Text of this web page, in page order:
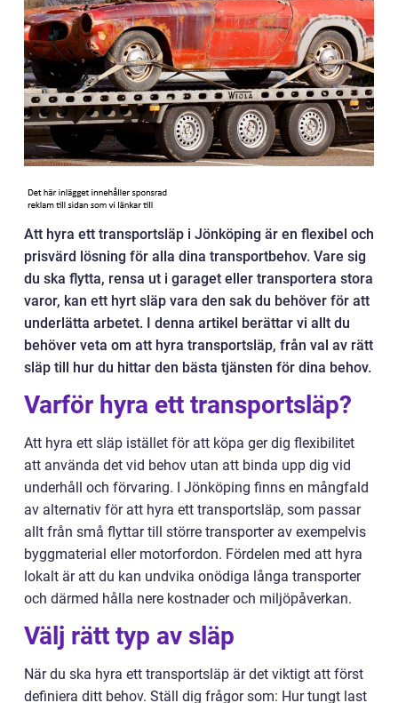
Att hyra ett transportsläp i Jönköping är en flexibel och
prisvärd lösning för alla dina transportbehov. Vare sig
du ska flytta, rensa ut i garaget eller transportera stora
varor, kan ett hyrt släp vara den sak du behöver för att
underlätta arbetet. I denna artikel berättar vi allt du
behöver veta om att hyra transportsläp, från val av rätt
släp till hur du hittar den bästa tjänsten för dina behov.
Varför hyra ett transportsläp?
Att hyra ett släp istället för att köpa ger dig flexibilitet
att använda det vid behov utan att binda upp dig vid
underhåll och förvaring. I Jönköping finns en mångfald
av alternativ för att hyra ett transportsläp, som passar
allt från små flyttar till större transporter av exempelvis
byggmaterial eller motorfordon. Fördelen med att hyra
lokalt är att du kan undvika onödiga långa transporter
och därmed hålla nere kostnader och miljöpåverkan.
Välj rätt typ av släp
När du ska hyra ett transportsläp är det viktigt att först
definiera ditt behov. Ställ dig frågor som: Hur tungt last